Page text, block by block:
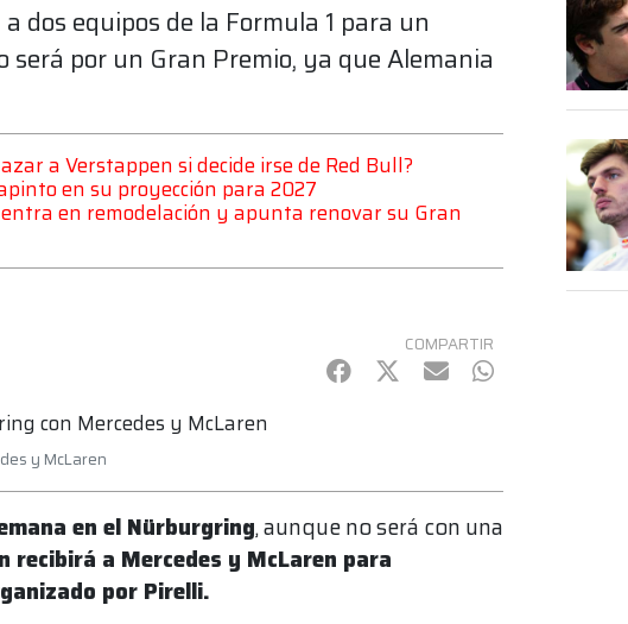
dos equipos de la Formula 1 para un
será por un Gran Premio, ya que Alemania
a Verstappen si decide irse de Red Bull?
en su proyección para 2027
en remodelación y apunta renovar su Gran
COMPARTIR
Facebook
Twitter
mail WhatsApp
y McLaren
en el Nürburgring, aunque no será con una
recibirá a Mercedes y McLaren para
por Pirelli.